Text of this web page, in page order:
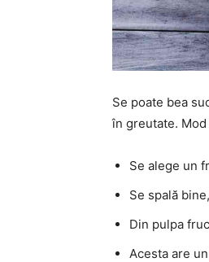
Se poate bea
în greutate.
Se alege un
Se spală
Din pulpa
Acesta are